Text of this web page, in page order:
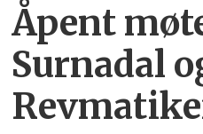
Åpent
Surnadal